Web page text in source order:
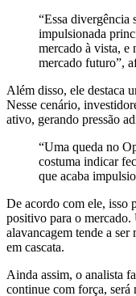
“Essa divergência
impulsionada
mercado à vista, e
mercado futuro”,
Além disso, ele destaca
Nesse cenário,
ativo, gerando pressão
“Uma queda no
costuma indicar
que acaba
De acordo com ele, isso
positivo para o mercado.
alavancagem tende a ser
em cascata.
Ainda assim, o analista
continue com força, será